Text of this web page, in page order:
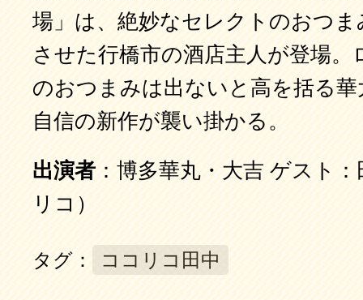
場」は、絶妙なセレクトのおつ
させた行橋市の酒店主人が登場。
のおつまみは出ないと高を括る
自信の新作が襲い掛かる。
出演者 ：博多華丸・大吉 ゲスト
リコ）
タグ： ココリコ田中